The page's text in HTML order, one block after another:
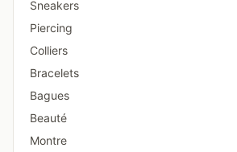
Sneakers
Piercing
Colliers
Bracelets
Bagues
Beauté
Montre